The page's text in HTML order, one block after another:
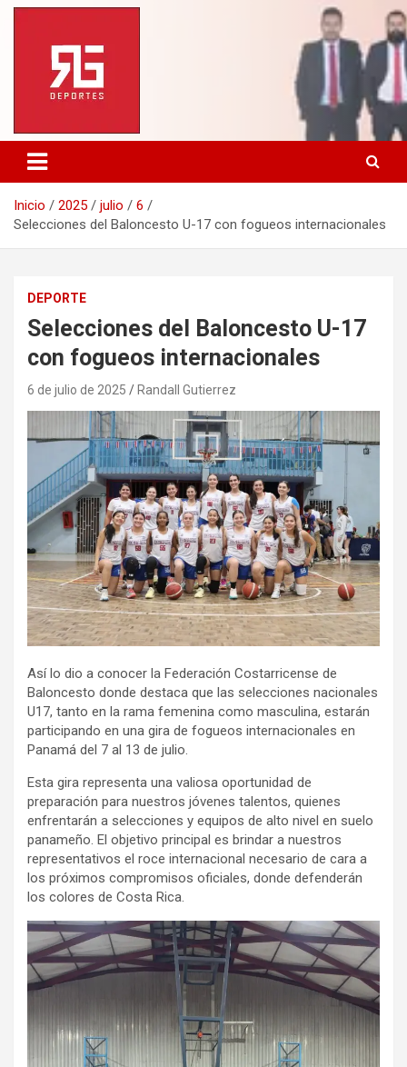
Saltar
contenido
Inicio 2025 julio
6
Selecciones del Baloncesto U-17 con fogueos internacionales
DEPORTE
Selecciones del Baloncesto U-17
con fogueos internacionales
6 de julio de 2025 Randall Gutierrez
Así lo dio a conocer la Federación Costarricense de
Baloncesto donde destaca que las selecciones nacionales
U17, tanto en la rama femenina como masculina, estarán
participando en una gira de fogueos internacionales en
Panamá del 7 al 13 de julio.
Esta gira representa una valiosa oportunidad de
preparación para nuestros jóvenes talentos, quienes
enfrentarán a selecciones y equipos de alto nivel en suelo
panameño. El objetivo principal es brindar a nuestros
representativos el roce internacional necesario de cara a
los próximos compromisos oficiales, donde defenderán
los colores de Costa Rica.